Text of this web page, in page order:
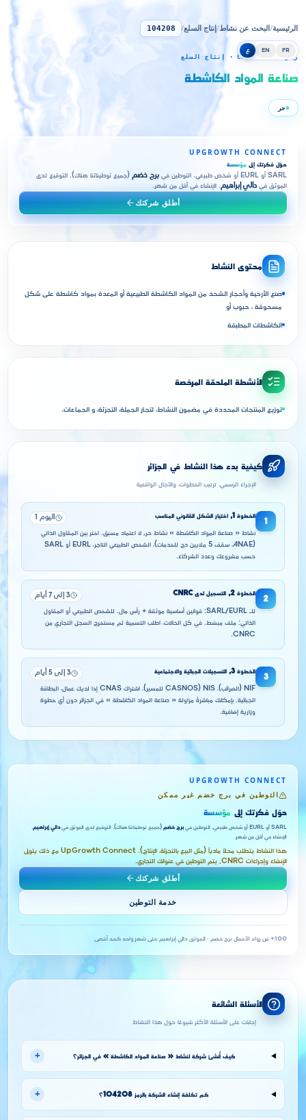
FR
EN ع
الرئيسية/البحث عن نشاط/إنتاج السلع/
104208
رمز CNRC 104208 · إنتاج السلع
صناعة المواد الكاشطة
حر
UPGROWTH CONNECT
حوّل فكرتك إلى مؤسسة
SARL أو EURL أو شخص طبيعي. التوطين في برج خضم (جميع توطيناتنا هناك). التوقيع لدى
الموثق في دالي إبراهيم. الإنشاء في أقل من شهر.
أطلق شركتك
محتوى النشاط
صنع الأرحية وأحجار الشحذ من المواد الكاشطة الطبيعية أو المعدة بمواد كاشطة على شكل
مسحوقة ، حبوب أو
الكاشطات المطبقة
الأنشطة الملحقة المرخصة
توزيع المنتجات المحددة في مضمون النشاط، لتجار الجملة، التجزئة، و الجماعات.
كيفية بدء هذا النشاط في الجزائر
الإجراء الرسمي، ترتيب الخطوات، والآجال الواقعية
1
الخطوة 1
, اختيار الشكل القانوني المناسب اليوم 1
نشاط « صناعة المواد الكاشطة » نشاط حر, لا اعتماد مسبق. اختر بين المقاول الذاتي
(ANAE، سقف 5 ملايين دج للخدمات)، الشخص الطبيعي التاجر، EURL أو SARL
حسب مشروعك وعدد الشركاء.
2
الخطوة 2
, التسجيل لدى CNRC 3 إلى 7 أيام
للـ SARL/EURL: قوانين أساسية موثقة + رأس مال. للشخص الطبيعي أو المقاول
الذاتي: ملف مبسّط. في كل الحالات، اطلب التسمية ثم مستخرج السجل التجاري من
CNRC.
3
الخطوة 3
, التسجيلات الجبائية والاجتماعية 3 إلى 5 أيام
NIF (الضرائب)، NIS (CASNOS للمسير)، اشتراك CNAS إذا لديك عمال، البطاقة
الجبائية. بإمكانك مباشرةً مزاولة « صناعة المواد الكاشطة » في الجزائر دون أي خطوة
وزارية إضافية.
UPGROWTH CONNECT
التوطين في برج خضم غير ممكن
حوّل فكرتك إلى مؤسسة
SARL أو EURL أو شخص طبيعي. التوطين في برج خضم (جميع توطيناتنا هناك). التوقيع لدى الموثق فيدالي إبراهيم.
الإنشاء في أقل من شهر.
هذا النشاط يتطلب محلاً مادياً (مثل البيع بالتجزئة، الإنتاج). UpGrowth Connect مع ذلك يتولى
الإنشاء وإجراءات CNRC, يتم التوطين في عنوانك التجاري.
أطلق شركتك
خدمة التوطين
100+ من رواد الأعمال ·برج خضم · الموثق دالي إبراهيم·حتى شهر واحد كحد أقصى
الأسئلة الشائعة
إجابات على الأسئلة الأكثر شيوعًا حول هذا النشاط
كيف أُنشئ شركة لنشاط « صناعة المواد الكاشطة » في الجزائر؟ +
كم تكلفة إنشاء الشركة بالرمز 104208؟ +